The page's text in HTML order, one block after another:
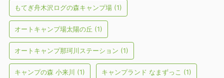
もてぎ舟木沢ログの森キャンプ場 (1)
オートキャンプ場太陽の丘 (1)
オートキャンプ那珂川ステーション (1)
キャンプの森 小来川 (1) キャンプランド なまずっこ (1)